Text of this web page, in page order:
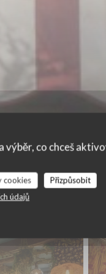
výběr, co chceš
cookies
Přizpůsobit
údajů